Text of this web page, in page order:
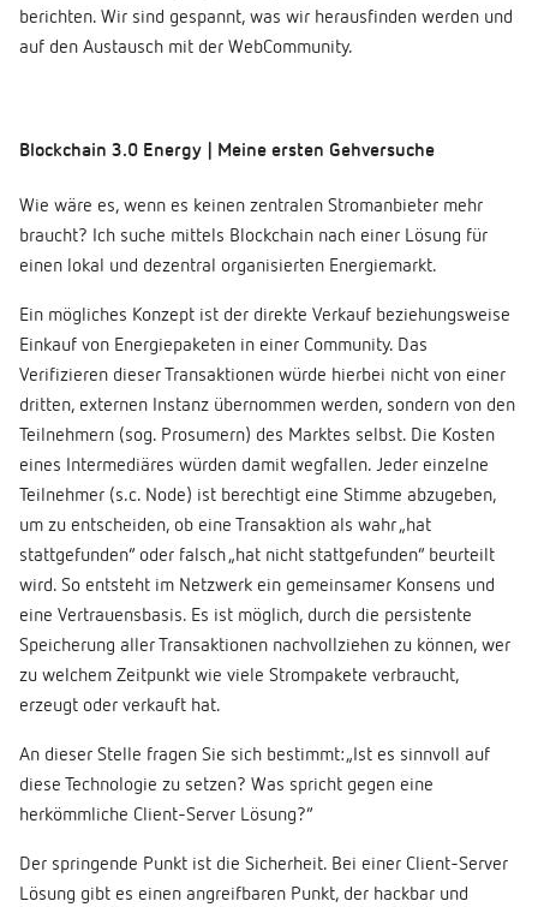
berichten. Wir sind gespannt, was wir herausfinden werden und
auf den Austausch mit der WebCommunity.
Blockchain 3.0 Energy | Meine ersten Gehversuche
Wie wäre es, wenn es keinen zentralen Stromanbieter mehr
braucht? Ich suche mittels Blockchain nach einer Lösung für
einen lokal und dezentral organisierten Energiemarkt.
Ein mögliches Konzept ist der direkte Verkauf beziehungsweise
Einkauf von Energiepaketen in einer Community. Das
Verifizieren dieser Transaktionen würde hierbei nicht von einer
dritten, externen Instanz übernommen werden, sondern von den
Teilnehmern (sog. Prosumern) des Marktes selbst. Die Kosten
eines Intermediäres würden damit wegfallen. Jeder einzelne
Teilnehmer (s.c. Node) ist berechtigt eine Stimme abzugeben,
um zu entscheiden, ob eine Transaktion als wahr „hat
stattgefunden“ oder falsch „hat nicht stattgefunden“ beurteilt
wird. So entsteht im Netzwerk ein gemeinsamer Konsens und
eine Vertrauensbasis. Es ist möglich, durch die persistente
Speicherung aller Transaktionen nachvollziehen zu können, wer
zu welchem Zeitpunkt wie viele Strompakete verbraucht,
erzeugt oder verkauft hat.
An dieser Stelle fragen Sie sich bestimmt: „Ist es sinnvoll auf
diese Technologie zu setzen? Was spricht gegen eine
herkömmliche Client-Server Lösung?“
Der springende Punkt ist die Sicherheit. Bei einer Client-Server
Lösung gibt es einen angreifbaren Punkt, der hackbar und